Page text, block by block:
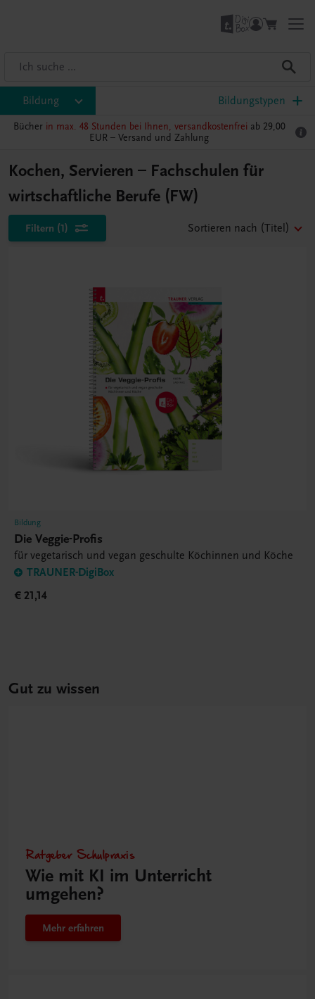
Bildung Bildungstypen
Bücher in max. 48 Stunden bei Ihnen, versandkostenfrei ab 29,00
EUR – Versand und Zahlung
Kochen, Servieren – Fachschulen für
wirtschaftliche Berufe (FW)
Filtern (1) Sortieren nach (Titel)
Bildung
Die Veggie-Profis
für vegetarisch und vegan geschulte Köchinnen und Köche
TRAUNER-DigiBox
€ 21,14
Gut zu wissen
Ratgeber Schulpraxis
Wie mit KI im Unterricht
umgehen?
Mehr erfahren